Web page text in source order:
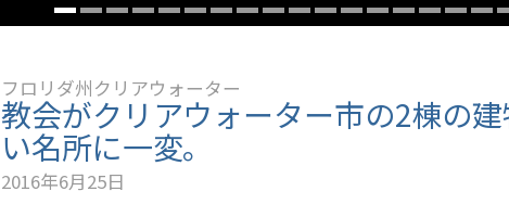
フロリダ州クリアウォーター
教会がクリアウォーター市の2棟の
い名所に一変。
2016年6月25日